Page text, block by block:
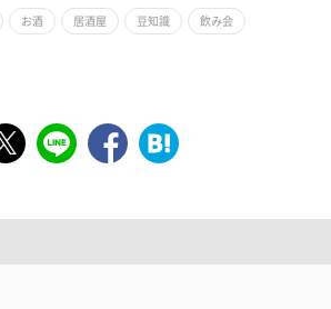
お酒 居酒屋 豆知識 飲み会